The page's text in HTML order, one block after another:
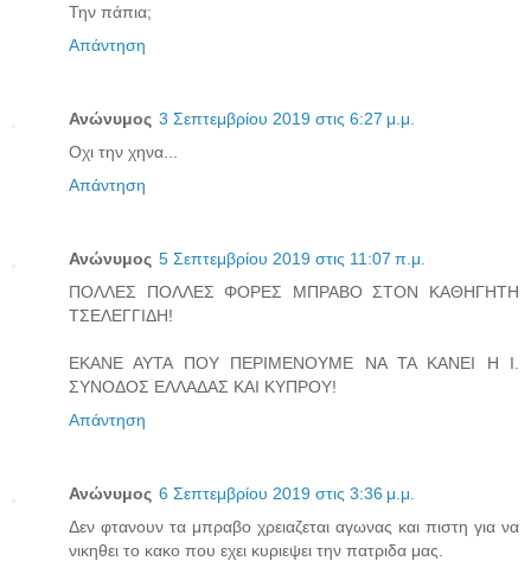
Την πάπια;
Απάντηση
Ανώνυμος 3 Σεπτεμβρίου 2019 στις 6:27 μ.μ.
Οχι την χηνα...
Απάντηση
Ανώνυμος 5 Σεπτεμβρίου 2019 στις 11:07 π.μ.
ΠΟΛΛΕΣ ΠΟΛΛΕΣ ΦΟΡΕΣ ΜΠΡΑΒΟ ΣΤΟΝ ΚΑΘΗΓΗΤΗ
ΤΣΕΛΕΓΓΙΔΗ!
ΕΚΑΝΕ ΑΥΤΑ ΠΟΥ ΠΕΡΙΜΕΝΟΥΜΕ ΝΑ ΤΑ ΚΑΝΕΙ Η Ι.
ΣΥΝΟΔΟΣ ΕΛΛΑΔΑΣ ΚΑΙ ΚΥΠΡΟΥ!
Απάντηση
Ανώνυμος 6 Σεπτεμβρίου 2019 στις 3:36 μ.μ.
Δεν φτανουν τα μπραβο χρειαζεται αγωνας και πιστη για να
νικηθει το κακο που εχει κυριεψει την πατριδα μας.